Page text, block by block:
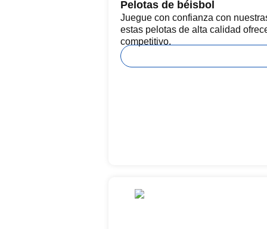
Pelotas de béisbol
Juegue con confianza con
estas pelotas de alta calidad
competitivo.